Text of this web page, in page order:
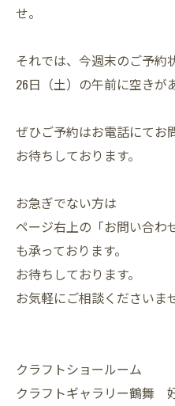
せ。
それでは、今週末のご予約
26日（土）の午前に空きが
ぜひご予約はお電話にてお
お待ちしております。
お急ぎでない方は
ページ右上の「お問い合わ
も承っております。
お待ちしております。
お気軽にご相談くださいま
クラフトショールーム
クラフトギャラリー鶴舞